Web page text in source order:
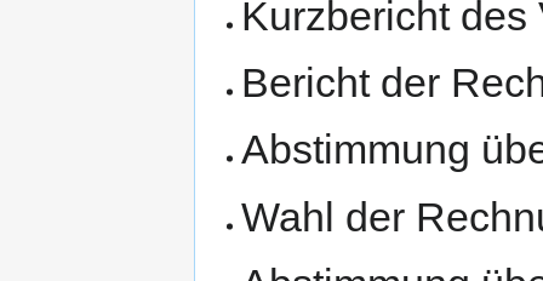
Kurzbericht des
Bericht der
Abstimmung
Wahl der